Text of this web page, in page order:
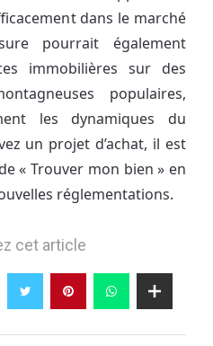
dans le marché
pourrait également
immobilières sur des
populaires,
les dynamiques du
un projet d’achat, il est
« Trouver mon bien » en
réglementations.
cet article